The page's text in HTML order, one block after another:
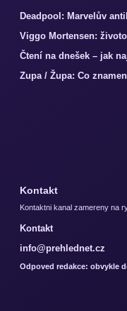
Deadpool: Marvelův
Viggo Mortensen:
Čtení na dnešek – jak
Zupa / Župa: Co
Kontakt
Kontaktni kanal zamereny na
Kontakt
info@prehlednet.cz
Odpoved redakce: obvykle